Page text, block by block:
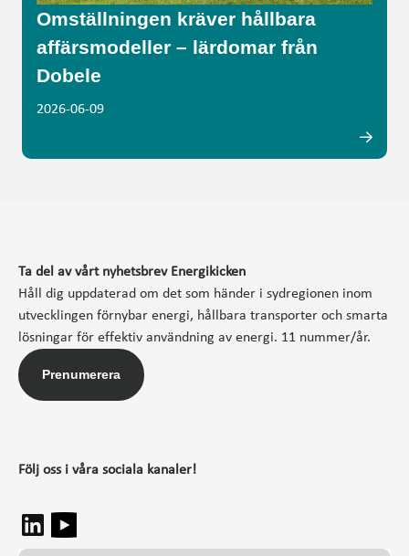
Omställningen kräver hållbara
affärsmodeller – lärdomar från
Dobele
2026-06-09
Ta del av vårt nyhetsbrev Energikicken
Håll dig uppdaterad om det som händer i sydregionen inom
utvecklingen förnybar energi, hållbara transporter och smarta
lösningar för effektiv användning av energi. 11 nummer/år.
Prenumerera
Följ oss i våra sociala kanaler!